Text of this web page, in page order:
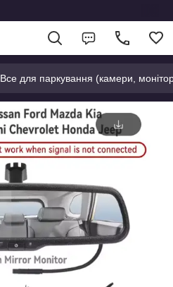
Все для паркування (камери,